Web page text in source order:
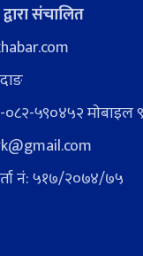
संचालित
५९०४५२ माेबाइल
नं: ५१७/२०७४/७५